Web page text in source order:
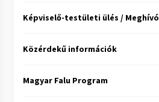
Képviselő-testületi ülés / Meghívó
Közérdekű információk
Magyar Falu Program